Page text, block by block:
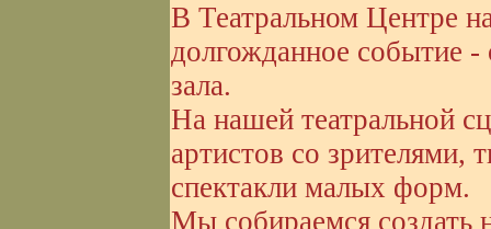
В Театральном Центре
долгожданное событие -
зала.
На нашей театральной
артистов со зрителями,
спектакли малых форм.
Мы собираемся создать